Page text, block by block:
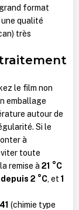
format
qualité
très
le film non
emballage
autour de
Si le
à
toute
remise à 21 °C
depuis 2 °C, et 1
(chimie type